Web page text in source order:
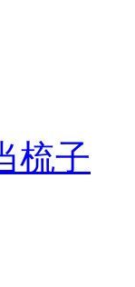
梳子